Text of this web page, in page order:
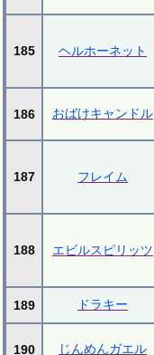
185 ヘルホーネット
186 おばけキャンドル
187 フレイム
188 エビルスピリッツ
189 ドラキー
190 じんめんガエル